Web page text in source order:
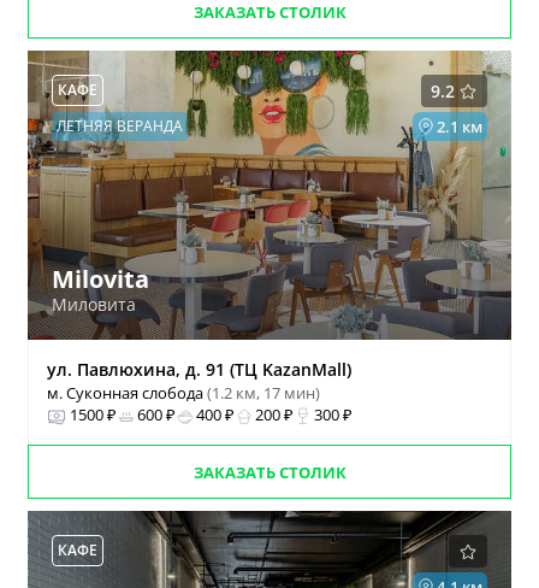
ЗАКАЗАТЬ СТОЛИК
9.2
КАФЕ
2.1 км
ЛЕТНЯЯ ВЕРАНДА
Milovita
Миловита
ул. Павлюхина, д. 91 (ТЦ KazanMall)
м. Суконная слобода(1.2 км, 17 мин)
1500 ₽
600 ₽ 400 ₽ 200 ₽ 300 ₽
ЗАКАЗАТЬ СТОЛИК
КАФЕ